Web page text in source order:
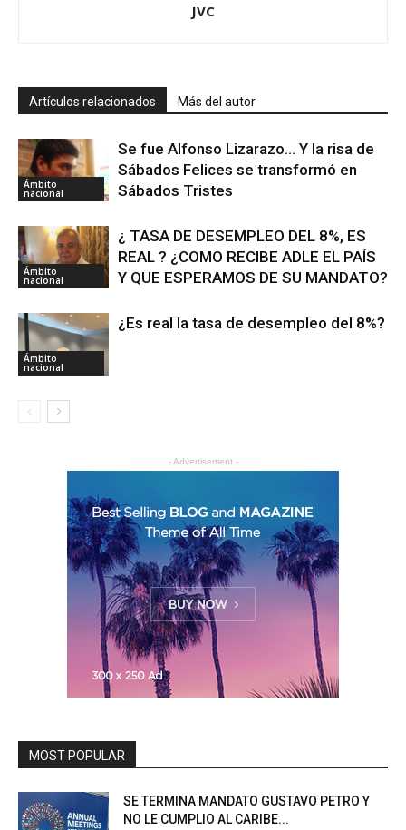
JVC
Artículos relacionados Más del autor
Ámbito
nacional
Se fue Alfonso Lizarazo… Y la risa de
Sábados Felices se transformó en
Sábados Tristes
Ámbito
nacional
¿ TASA DE DESEMPLEO DEL 8%, ES
REAL ? ¿COMO RECIBE ADLE EL PAÍS
Y QUE ESPERAMOS DE SU MANDATO?
Ámbito
nacional
¿Es real la tasa de desempleo del 8%?
- Advertisement -
MOST POPULAR
SE TERMINA MANDATO GUSTAVO PETRO Y
NO LE CUMPLIO AL CARIBE...